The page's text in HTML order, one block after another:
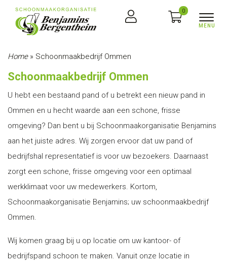
0
Home» Schoonmaakbedrijf Ommen
Schoonmaakbedrijf Ommen
U hebt een bestaand pand of u betrekt een nieuw pand in
Ommen en u hecht waarde aan een schone, frisse
omgeving? Dan bent u bij Schoonmaakorganisatie Benjamins
aan het juiste adres. Wij zorgen ervoor dat uw pand of
bedrijfshal representatief is voor uw bezoekers. Daarnaast
zorgt een schone, frisse omgeving voor een optimaal
werkklimaat voor uw medewerkers. Kortom,
Schoonmaakorganisatie Benjamins; uw schoonmaakbedrijf
Ommen.
Wij komen graag bij u op locatie om uw kantoor- of
bedrijfspand schoon te maken. Vanuit onze locatie in